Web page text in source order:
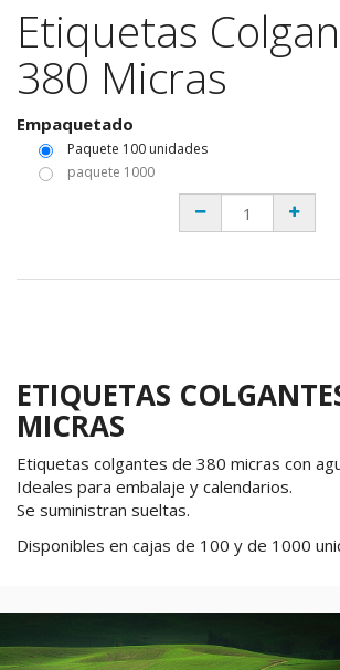
Etiquetas
380 Micras
Empaquetado
Paquete 100 unidades
paquete 1000
ETIQUETAS
MICRAS
Etiquetas colgantes de 380 micras con
Ideales para embalaje y calendarios.
Se suministran sueltas.
Disponibles en cajas de 100 y de 1000